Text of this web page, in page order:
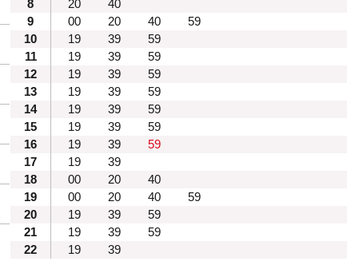
8
20
40
9
00 20 40
59
10
19 39
59
11
19 39
59
12
19 39
59
13
19 39
59
14
19 39
59
15
19 39
59
16
19 39
59
17
19
39
18
00 20
40
19
00 20 40
59
20
19 39
59
21
19 39
59
22
19 39